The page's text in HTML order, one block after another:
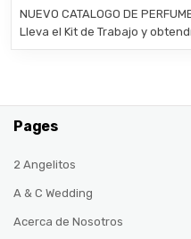
NUEVO CATALOGO DE
Lleva el Kit de Trabajo y
Pages
2 Angelitos
A & C Wedding
Acerca de Nosotros